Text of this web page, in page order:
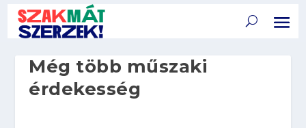
Még több műszaki
érdekesség